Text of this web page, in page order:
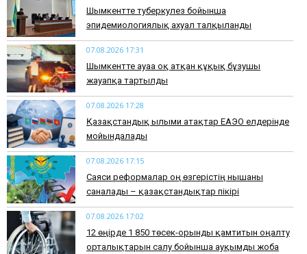
​Шымкентте туберкулез бойынша
эпидемиологиялық ахуал талқыланды
07.08.2026 17:31
Шымкентте ауаға оқ атқан құқық бұзушы
жауапқа тартылды
07.08.2026 17:28
Қазақстандық ғылыми атақтар ЕАЭО елдерінде
мойындалады
07.08.2026 17:15
Саяси реформалар оң өзгерістің нышаны
саналады – қазақстандықтар пікірі
07.08.2026 17:02
12 өңірде 1 850 төсек-орынды қамтитын оңалту
орталықтарын салу бойынша ауқымды жоба